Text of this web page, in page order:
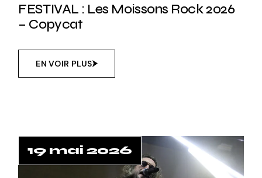
FESTIVAL : Les Moissons Rock 2026
– Copycat
EN VOIR PLUS
19 mai 2026